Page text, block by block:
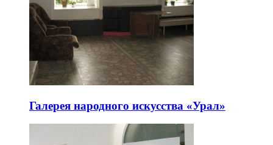
Галерея народного искусства «Урал»